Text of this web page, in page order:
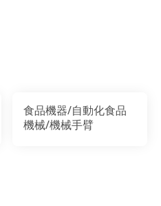
食品機器/自動化食品
機械/機械手臂